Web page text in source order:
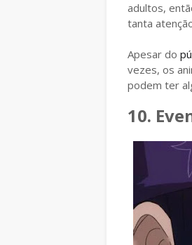
adultos,
tanta
Apesar do
vezes, os
podem ter
10.